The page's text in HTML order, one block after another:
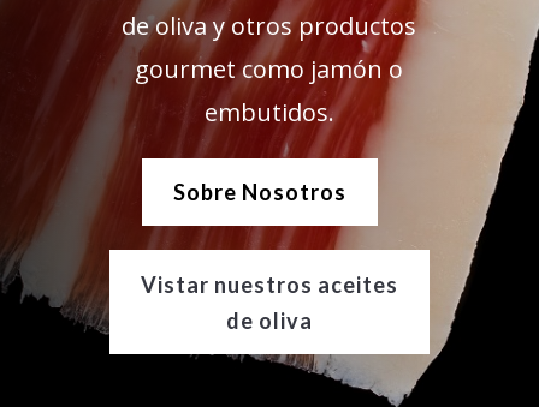
de oliva y otros productos
gourmet como jamón o
embutidos.
Sobre Nosotros
Vistar nuestros aceites
de oliva